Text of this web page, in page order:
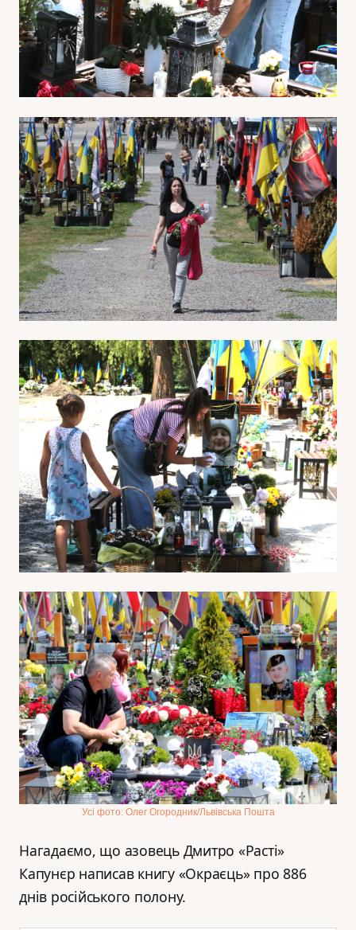
Усі фото: Олег Огородник/Львівська Пошта
Нагадаємо, що азовець Дмитро «Расті»
Капунєр написав книгу «Окраєць» про 886
днів російського полону.